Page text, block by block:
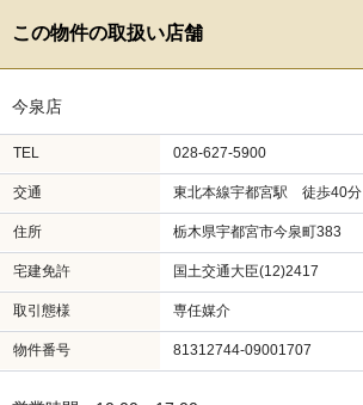
この物件の取扱い店舗
今泉店
TEL 028-627-5900
交通 東北本線宇都宮駅 徒歩40分
住所 栃木県宇都宮市今泉町383
宅建免許 国土交通大臣(12)2417
取引態様 専任媒介
物件番号 81312744-09001707